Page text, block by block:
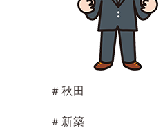
＃秋田
＃新築